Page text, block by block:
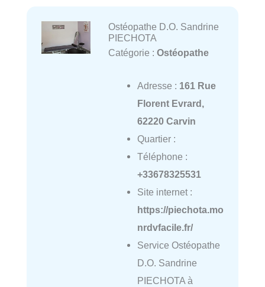
Ostéopathe D.O. Sandrine
PIECHOTA
Catégorie : Ostéopathe
Adresse : 161 Rue
Florent Evrard,
62220 Carvin
Quartier :
Téléphone :
+33678325531
Site internet :
https://piechota.mo
nrdvfacile.fr/
Service Ostéopathe
D.O. Sandrine
PIECHOTA à